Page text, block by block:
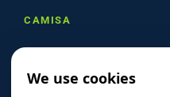
CAMISA
Referanser
We use cookies